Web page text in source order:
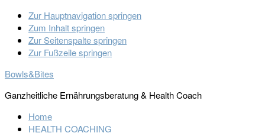
Zur Hauptnavigation springen
Zum Inhalt springen
Zur Seitenspalte springen
Zur Fußzeile springen
Bowls&Bites
Ganzheitliche Ernährungsberatung & Health Coach
Home
HEALTH COACHING